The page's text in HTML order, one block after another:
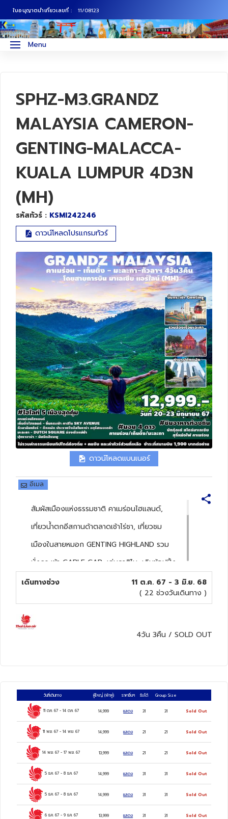
ใบอนุญาตนำเที่ยวเลขที่ : 11/08123
Menu
SPHZ-M3.GRANDZ
MALAYSIA CAMERON-
GENTING-MALACCA-
KUALA LUMPUR 4D3N
(MH)
รหัสทัวร์ : KSMI242246
ดาวน์โหลดโปรแกรมทัวร์
ดาวน์โหลดแบนเนอร์
อีเมล
สัมผัสเมืองแห่งธรรมชาติ คาเมร่อนไฮแลนด์,
เที่ยวน้ำตกอีสกานด้าตลาดเช้าไร่ชา, เที่ยวชม
เมืองในสายหมอก GENTING HIGHLAND รวม
นั่งกระเช้า CABLE CAR, เล่นคาสิโน, เดินช้อปปิ้ง
SKY AVENUE COMPLEX, SKYTROPOLIS, สัก
การะขอพรวัด CHINSWEE วัดถ้ำบาตู BATU
เที่ยวสบายๆชมเมืองหลวง นครกัวลาลัมเปอร์
คืน / มะละกา 1 คืน
กัวลาลัมเปอร์, คาเมร่อนไฮแลนด์, น้ำตกเลคอิ
สกันดา, ไร่ชา, ตลาดเช้า, ฟาร์มผึ้ง, ไร่ชา
Cameron Velley Tea House น้ำตกเลคอิสกัน
ดา, เก็นติ้งไฮแลนด์, CABLE CAR อิสระตามอัธ
ยาศัยบย GENTING, วัดชินสวี, วัดถ้ำบาตู,
พระราชวังอิสตันน่า, เมอร์เดก้าสแควร์, ตึกปิโต
รนัส, ล่องเรือมะละกา, จัตุรัสดัชท์สแควร์,
เดินทางช่วง
11 ต.ค. 67 - 3 มิ.ย. 68
( 22 ช่วงวันเดินทาง )
4วัน 3คืน / SOLD OUT
วันที่เดินทาง ผู้ใหญ่(พักคู่) ราคาอื่นๆ รับได้ Group Size
11 ต.ค. 67 -14 ต.ค. 67 14,999 แสดง 31 31 Sold Out
11 พ.ย. 67 -14 พ.ย. 67 14,999 แสดง 21 21 Sold Out
14 พ.ย. 67 -17 พ.ย. 67 13,999 แสดง 21 21 Sold Out
5 ธ.ค. 67- 8 ธ.ค. 67 14,999 แสดง 31 31 Sold Out
5 ธ.ค. 67- 8 ธ.ค. 67 14,999 แสดง 31 31 Sold Out
6 ธ.ค. 67- 9 ธ.ค. 67 13,999 แสดง 31 31 Sold Out
ทัวร์ญี่ปุ่น
ทัวร์สแกนดิเนเวีย
ทัวร์จีน
ทัวร์ฮ่องกง
ทัวร์สิงคโปร์
ทัวร์ตุรเคีย
ทัวร์พม่า
ทัวร์ลาว
ทัวร์มัลดีฟส์
ทัวร์เวียดนาม
ทัวร์อียิปต์
ทัวร์จอร์เจีย
ทัวร์อินเดีย
ทัวร์นิวซีแลนด์
ทัวร์ออสเตรเลีย
ภาคเหนือ
ภาคตะวันตก
ภาคตะวันออก